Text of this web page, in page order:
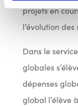
projets en
l’évolution
Dans le
globales
dépenses
global l’élève